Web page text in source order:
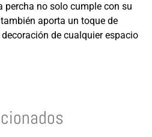
percha no solo cumple con su
aporta un toque de
de cualquier espacio